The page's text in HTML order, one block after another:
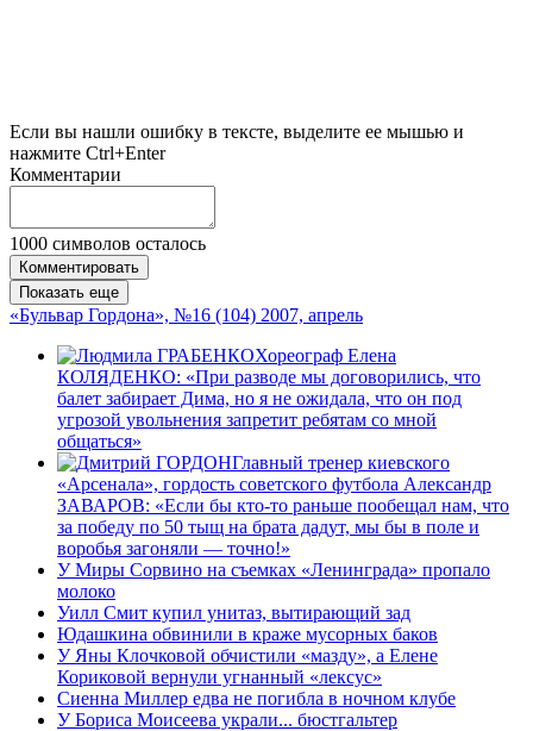
Если вы нашли ошибку в тексте, выделите ее мышью и
нажмите Ctrl+Enter
Комментарии
1000 символов осталось
Комментировать
Показать еще
«Бульвар Гордона», №16 (104) 2007, апрель
Хореограф Елена
КОЛЯДЕНКО: «При разводе мы договорились, что
балет забирает Дима, но я не ожидала, что он под
угрозой увольнения запретит ребятам со мной
общаться»
Главный тренер киевского
«Арсенала», гордость советского футбола Александр
ЗАВАРОВ: «Если бы кто-то раньше пообещал нам, что
за победу по 50 тыщ на брата дадут, мы бы в поле и
воробья загоняли — точно!»
У Миры Сорвино на съемках «Ленинграда» пропало
молоко
Уилл Смит купил унитаз, вытирающий зад
Юдашкина обвинили в краже мусорных баков
У Яны Клочковой обчистили «мазду», а Елене
Кориковой вернули угнанный «лексус»
Сиенна Миллер едва не погибла в ночном клубе
У Бориса Моисеева украли... бюстгальтер